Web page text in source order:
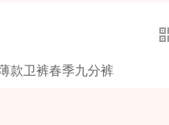
款卫裤春季九分裤